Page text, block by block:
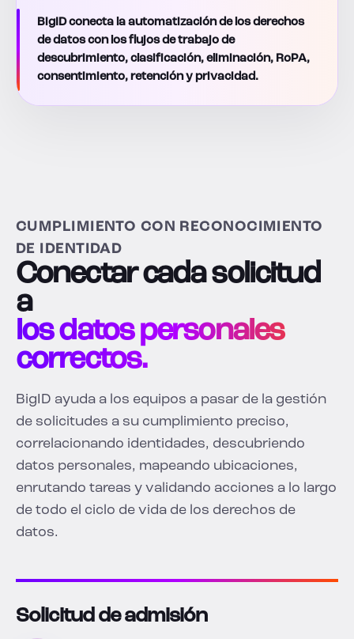
BigID conecta la automatización de los derechos
de datos con los flujos de trabajo de
descubrimiento, clasificación, eliminación, RoPA,
consentimiento, retención y privacidad.
CUMPLIMIENTO CON RECONOCIMIENTO
DE IDENTIDAD
Conectar cada solicitud
a
los datos personales
correctos.
BigID ayuda a los equipos a pasar de la gestión
de solicitudes a su cumplimiento preciso,
correlacionando identidades, descubriendo
datos personales, mapeando ubicaciones,
enrutando tareas y validando acciones a lo largo
de todo el ciclo de vida de los derechos de
datos.
Solicitud de admisión